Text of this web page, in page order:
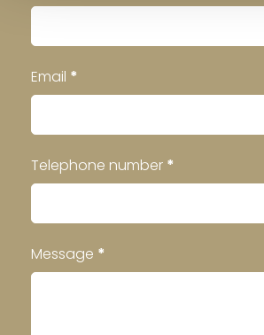
Email *
Telephone number *
Message *